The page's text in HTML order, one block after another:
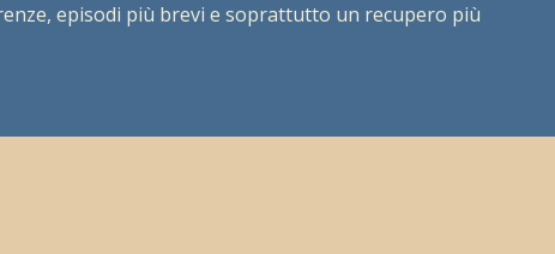
episodi più brevi e soprattutto un recupero più